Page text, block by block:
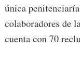
única
colaboradores de
cuenta con 70